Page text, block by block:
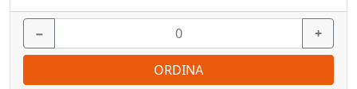
− +
ORDINA